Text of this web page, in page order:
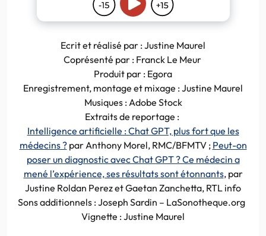
Ecrit et réalisé par : Justine Maurel
Coprésenté par : Franck Le Meur
Produit par : Egora
Enregistrement, montage et mixage : Justine Maurel
Musiques : Adobe Stock
Extraits de reportage :
Intelligence artificielle : Chat GPT, plus fort que les
médecins ?par Anthony Morel, RMC/BFMTV ; Peut-on
poser un diagnostic avec Chat GPT ? Ce médecin a
mené l’expérience, ses résultats sont étonnants, par
Justine Roldan Perez et Gaetan Zanchetta, RTL info
Sons additionnels : Joseph Sardin – LaSonotheque.org
Vignette : Justine Maurel